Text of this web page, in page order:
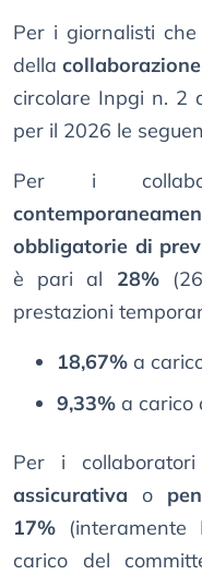
Per i giornalisti
della
circolare Inpgi n. 2
per il 2026 le
Per i
obbligatorie di
è pari al 28%
prestazioni
18,67% a
9,33% a carico
Per i collaboratori
assicurativa o
17%
carico del